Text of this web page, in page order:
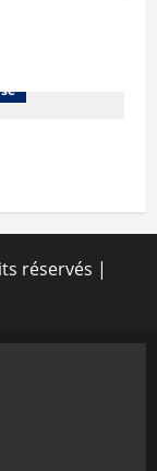
réservés |